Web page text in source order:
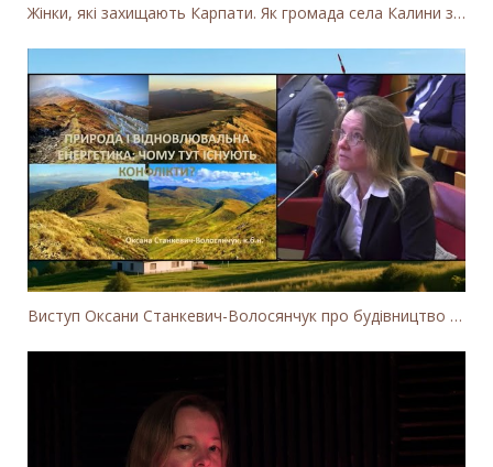
Жінки, які захищають Карпати. Як громада села Калини захищає річку Тересву від забудови МГЕС
Виступ Оксани Станкевич-Волосянчук про будівництво вітропарків у Закарпатській області